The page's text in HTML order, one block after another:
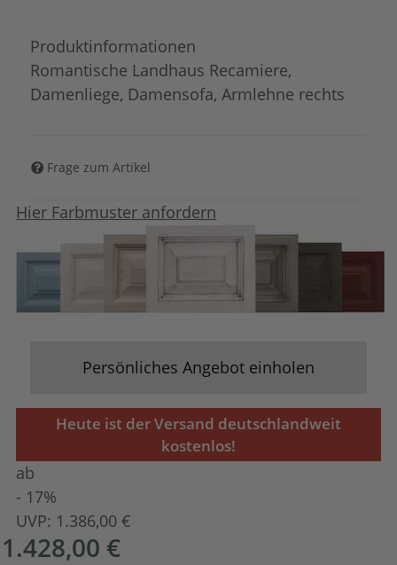
Produktinformationen
Romantische Landhaus Recamiere,
Damenliege, Damensofa, Armlehne rechts
Frage zum Artikel
Hier Farbmuster anfordern
Persönliches Angebot einholen
Heute ist der Versand deutschlandweit
kostenlos!
ab
- 17%
UVP: 1.386,00 €
1.428,00 €